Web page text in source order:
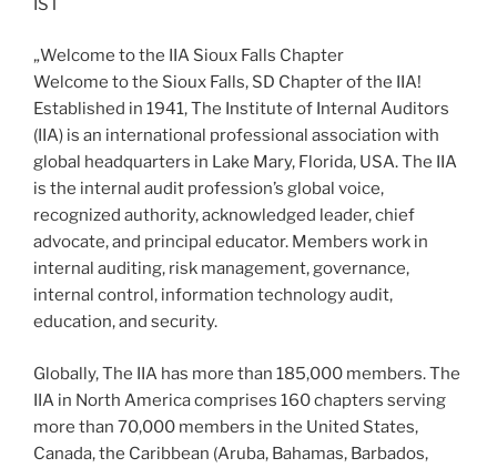
IST
„Welcome to the IIA Sioux Falls Chapter
​​Welcome to the Sioux Falls, SD Chapter of the IIA!
Established in 1941, The Institute of Internal Auditors
(IIA) is an international professional association with
global headquarters in Lake Mary, Florida, USA. The IIA
is the internal audit profession’s global voice,
recognized authority, acknowledged leader, chief
advocate, and principal educator. Members work in
internal auditing, risk management, governance,
internal control, information technology audit,
education, and security.
Globally, The IIA has more than 185,000 members. The
IIA in North America comprises 160 chapters serving
more than 70,000 members in the United States,
Canada, the Caribbean (Aruba, Bahamas, Barbados,